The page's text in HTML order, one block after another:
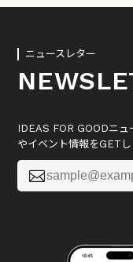
ニュースレター
IDEAS FOR GOODニュ
やイベント情報をGETし
